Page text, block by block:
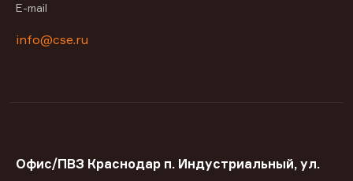
E-mail
info@cse.ru
Офис/ПВЗ Краснодар п. Индустриальный, ул.